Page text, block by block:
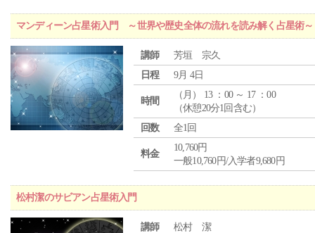
マンディーン占星術入門 ～世界や歴史全体の流れを読み解く占星術～
講師
芳垣 宗久
日程
9月 4日
時間
（ 月 ） 13 ：00 ～ 17 ：00
（休憩20分1回含む）
回数
全1回
料金
10,760円
一般10,760円/入学者9,680円
松村潔のサビアン占星術入門
講師
松村 潔